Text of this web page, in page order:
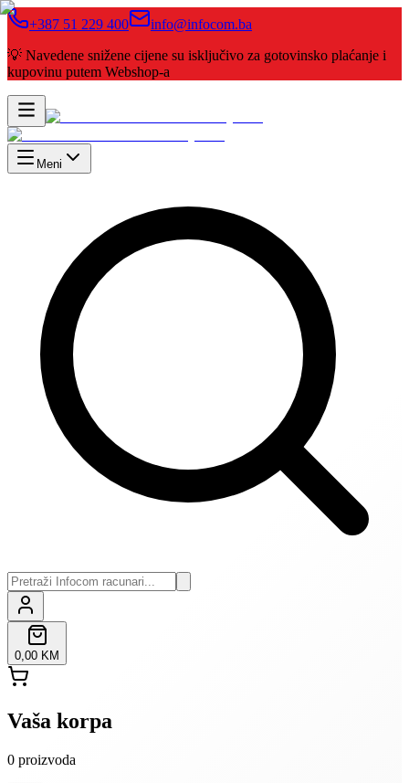
+387 51 229 400
info@infocom.ba
💡 Navedene snižene cijene su isključivo za gotovinsko plaćanje i
kupovinu putem Webshop-a
Meni
0,00 KM
Vaša korpa
0 proizvoda